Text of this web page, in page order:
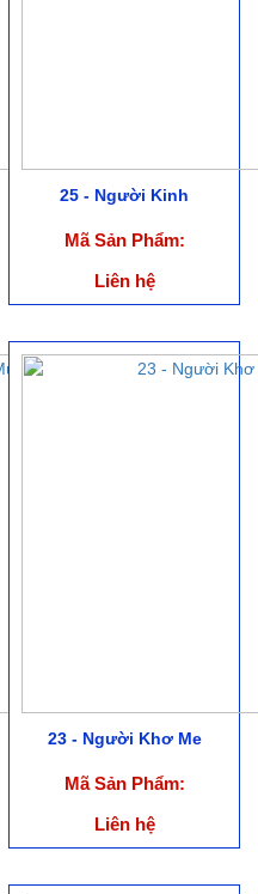
25 - Người Kinh
Mã Sản Phẩm:
Liên hệ
23 - Người Khơ Me
Mã Sản Phẩm:
Liên hệ